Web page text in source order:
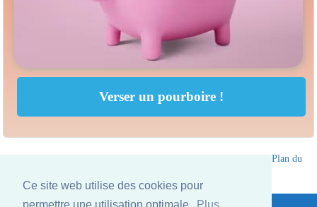
Ce site web utilise des cookies pour
Plan du
Website © Thailandee.com - 2026